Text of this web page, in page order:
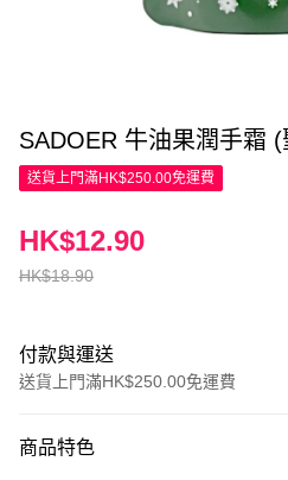
SADOER 牛油果潤手霜
送貨上門滿HK$250.00免運費
HK$18.90
HK$12.90
付款與運送
送貨上門滿HK$250.00免運費
信用卡
商品特色